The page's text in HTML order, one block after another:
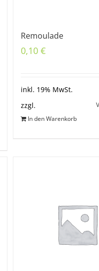
Remoulade
0,10 €
inkl. 19% MwSt.
zzgl.
In den Warenkorb